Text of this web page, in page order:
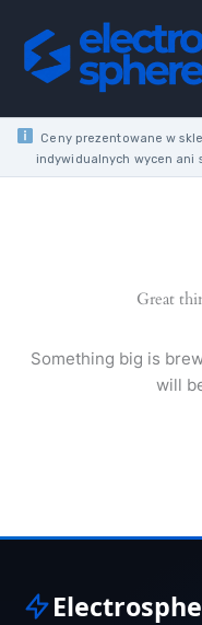
content
Ceny prezentowane w
indywidualnych wycen ani
Great
Something big is
will
WHITE
MODULE
RTV-
END
SOCKET
quantity